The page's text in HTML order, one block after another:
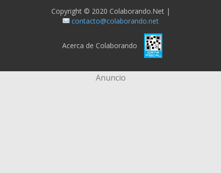
Copyright © 2020 Colaborando.net |
contacto@colaborando.net
Acerca de Colaborando
Anuncio